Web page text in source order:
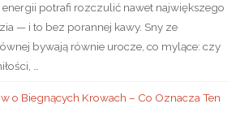
potrafi rozczulić nawet największego
— i to bez porannej kawy. Sny ze
bywają równie urocze, co mylące: czy
…
o Biegnących Krowach – Co Oznacza Ten